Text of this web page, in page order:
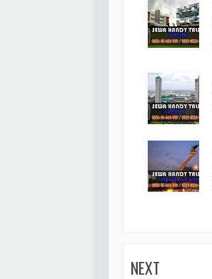
NEXT